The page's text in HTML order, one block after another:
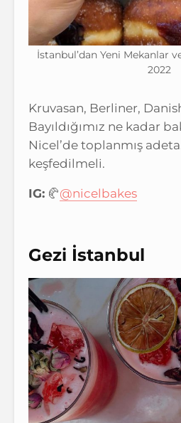
İstanbul’dan Yeni Mekanlar
2022
Kruvasan, Berliner,
Bayıldığımız ne kadar
Nicel’de toplanmış
keşfedilmeli.
IG: 🥐@nicelbakes
Gezi İstanbul